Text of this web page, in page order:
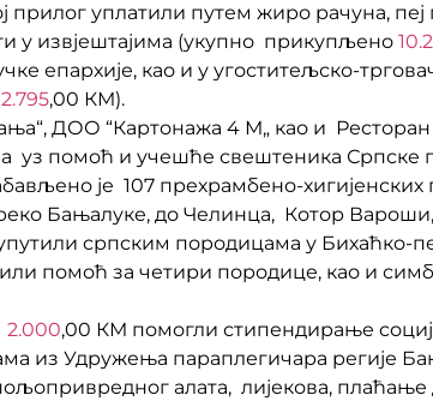
прилог уплатили путем жиро рачуна,
у извјештајима (укупно прикупљено
епархије, као и у угоститељско-
,00 КМ).
ДОО “Картонажа 4 М„ као и Ресторан
уз помоћ и учешће свештеника Српске
је 107 прехрамбено-
Бањалуке, до Челинца, Котор
српским породицама у Бихаћко-
помоћ за четири породице, као и
2.000,00 КМ помогли стипендирање
из Удружења параплегичара регије
алата, лијекова, плаћање